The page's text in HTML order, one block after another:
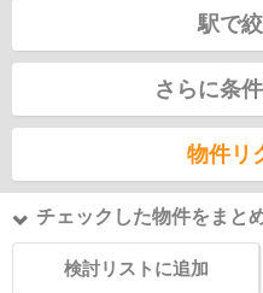
駅で
さらに条
物件リ
チェックした物件をまと
検討リストに追加